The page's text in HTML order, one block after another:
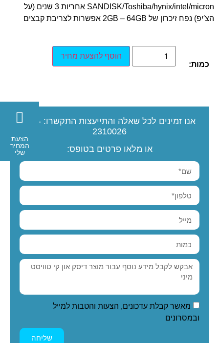
SANDISK/Toshiba/hynix/intel/micron אחריות 3 שנים (על
הצ′יפ) נפח זיכרון של 2GB – 64GB אפשרות לצריבת קבצים
כמות:
הוסף להצעת מחיר
אנו זמינים לכל שאלה והתייעצות התקשרו: 077-
2310026
או מלאו פרטים בטופס:
מאשר קבלת עדכונים, הצעות והטבות למייל
ובמסרונים
שליחה
הצעת
המחיר
שלי